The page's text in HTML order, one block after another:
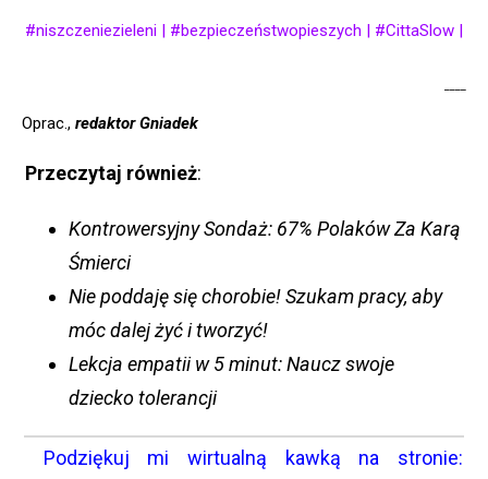
#niszczeniezieleni | #bezpieczeństwopieszych | #CittaSlow |
Oprac., redaktor Gniadek
Przeczytaj również:
Kontrowersyjny Sondaż: 67% Polaków Za Karą
Śmierci
Nie poddaję się chorobie! Szukam pracy, aby
móc dalej żyć i tworzyć!
Lekcja empatii w 5 minut: Naucz swoje
dziecko tolerancji
Podziękuj mi wirtualną kawką na stronie: